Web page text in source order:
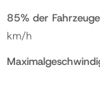
85% der
km/h